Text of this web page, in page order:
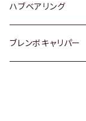
日産
ダイハツ
ハブベアリング
トヨタ
ブレンボキャリパー